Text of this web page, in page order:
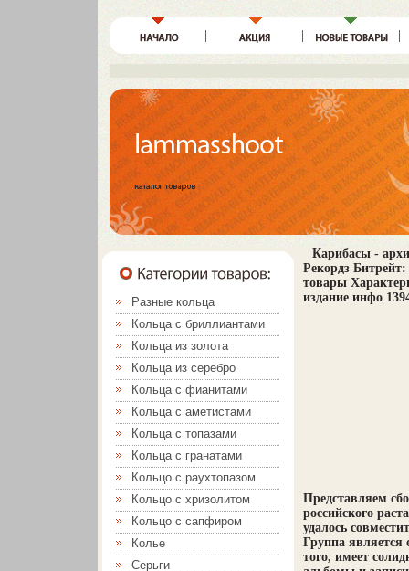
Разные кольца
Кольца с бриллиантами
Кольца из золота
Кольца из серебро
Кольца с фианитами
Кольца с аметистами
Кольца с топазами
Кольца с гранатами
Кольцо с раухтопазом
Кольцо с хризолитом
Кольцо с сапфиром
Колье
Серьги
Карибасы -
Рекордз
товары
издание инфо
Представляем
российского
удалось
Группа является
того, имеет